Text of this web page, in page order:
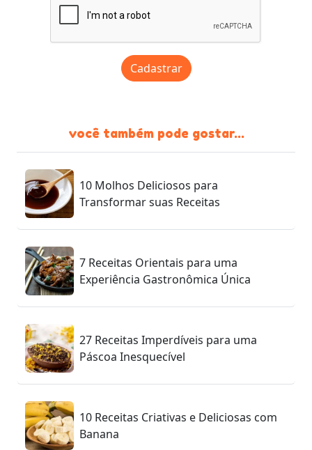
Cadastrar
você também pode gostar...
10 Molhos Deliciosos para
Transformar suas Receitas
7 Receitas Orientais para uma
Experiência Gastronômica Única
27 Receitas Imperdíveis para uma
Páscoa Inesquecível
10 Receitas Criativas e Deliciosas com
Banana